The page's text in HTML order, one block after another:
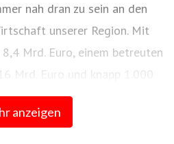
nah dran zu sein an den
unserer Region. Mit
Mrd. Euro, einem betreuten
Mrd. Euro und knapp 1.000
Freiburg-Nördlicher
Kreditinstitut in
anzeigen